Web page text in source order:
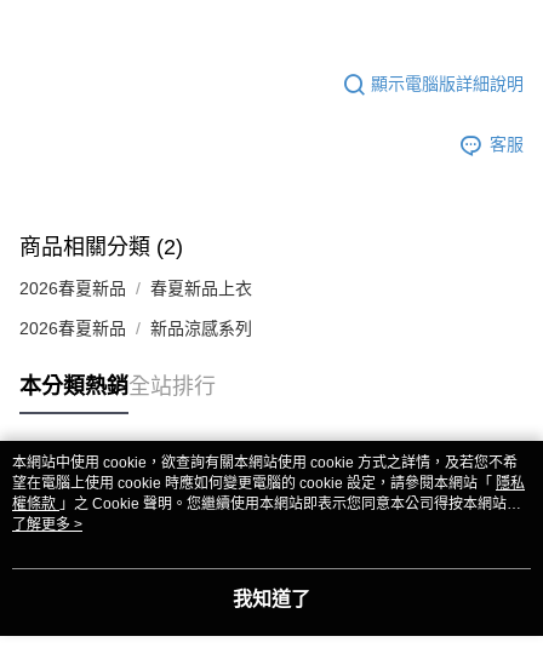
顯示電腦版詳細說明
客服
商品相關分類 (2)
2026春夏新品 春夏新品上衣
2026春夏新品 新品涼感系列
本分類熱銷全站排行
熱門標籤
本網站中使用 cookie，欲查詢有關本網站使用 cookie 方式之詳情，及若您不希
望在電腦上使用 cookie 時應如何變更電腦的 cookie 設定，請參閱本網站「 隱私
權條款 」之 Cookie 聲明。您繼續使用本網站即表示您同意本公司得按本網站使
用條款之 Cookie 聲明使用 cookie。
了解更多 >
我知道了